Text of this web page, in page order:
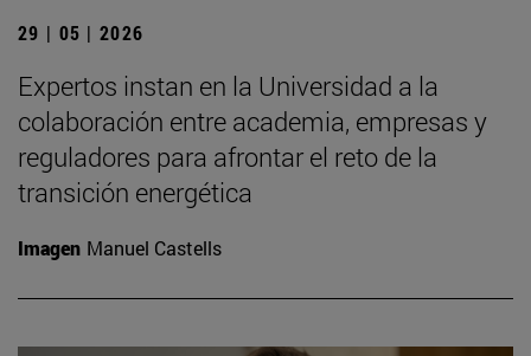
29 | 05 | 2026
Expertos instan en la Universidad a la
colaboración entre academia, empresas y
reguladores para afrontar el reto de la
transición energética
Imagen Manuel Castells